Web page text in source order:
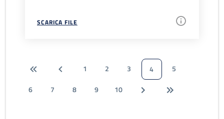
SCARICA FILE
1 2 3 4
5
6
7 8 9 10